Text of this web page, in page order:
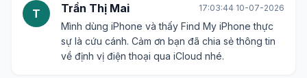
T Trần Thị Mai 17:03:44 10-07-2026
Mình dùng iPhone và thấy Find My iPhone thực
sự là cứu cánh. Cảm ơn bạn đã chia sẻ thông tin
về định vị điện thoại qua iCloud nhé.